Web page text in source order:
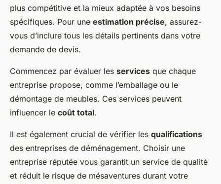
plus compétitive et la mieux adaptée à vos besoins
spécifiques. Pour une estimation précise, assurez-
vous d’inclure tous les détails pertinents dans votre
demande de devis.
Commencez par évaluer les services que chaque
entreprise propose, comme l’emballage ou le
démontage de meubles. Ces services peuvent
influencer le coût total.
Il est également crucial de vérifier les qualifications
des entreprises de déménagement. Choisir une
entreprise réputée vous garantit un service de qualité
et réduit le risque de mésaventures durant votre